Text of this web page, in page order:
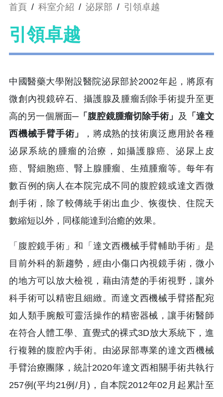
首頁 / 科室介紹 / 泌尿部 / 引領卓越
引領卓越
中國醫藥大學附設醫院泌尿部於2002年起，將原有
微創內視鏡碎石、攝護腺及腫瘤刮除手術提升至更
高的另一個層面─「腹腔鏡腫瘤切除手術」 及
「達文
西機械手臂手術」
，將成熟的技術廣泛應用於各種
泌尿系統的腫瘤的治療，如攝護腺癌、泌尿上皮
癌、腎細胞癌、腎上腺腫瘤、生殖腫瘤等。每年有
數百例的病人在本院完成不同的腹腔鏡或達文西微
創手術，除了較傳統手術出血少、恢復快、住院天
數縮短以外，同樣能達到治癒的效果。
「腹腔鏡手術」和「達文西機械手臂輔助手術」是
目前外科的新趨勢，經由小傷口內視鏡手術，微小
的地方可以放大檢視，藉由清楚的手術視野，讓外
科手術可以精密且細緻。而達文西機械手臂搭配宛
如人類手腕般可靈活操作的精密器械，讓手術醫師
在符合人體工學、直覺式的裸式3D放大系統下，進
行複雜的腹腔內手術。由泌尿部專業的達文西機械
手臂治療團隊，統計2020年達文西相關手術共執行
257例(平均21例/月)，自本院2012年02月起累計至